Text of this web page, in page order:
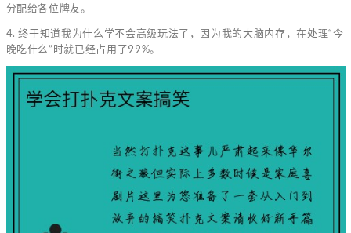
分配给各位牌友。
4. 终于知道我为什么学不会高级玩法了，因为我的大脑内存，在处理“今
晚吃什么”时就已经占用了99%。